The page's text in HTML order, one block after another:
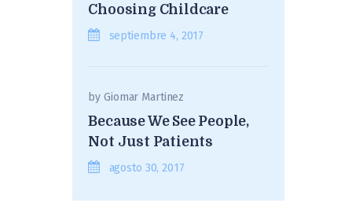
Choosing Childcare
septiembre 4, 2017
byGiomar Martinez
Because We See People,
Not Just Patients
agosto 30, 2017